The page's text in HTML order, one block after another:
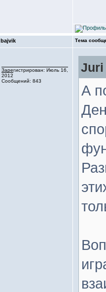
bajvik Тема
Зарегистрирован: Июль 16,
2012
Сообщений: 843
Juri
А